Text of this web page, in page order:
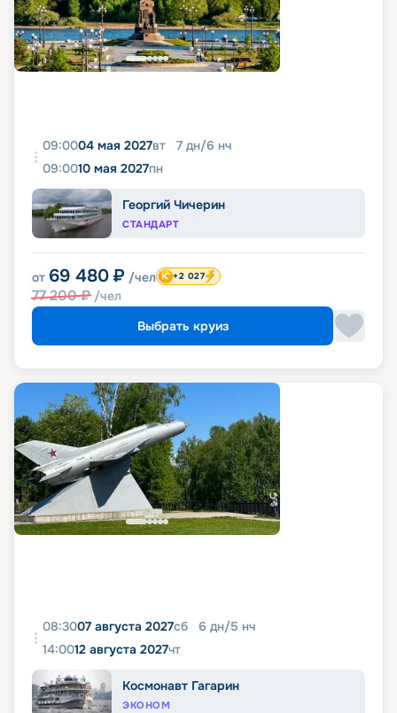
09:0004 мая 2027вт 7 дн/6 нч
09:0010 мая 2027пн
Георгий Чичерин
СТАНДАРТ
от 69 480 ₽ /чел
77 200₽ /чел
+2 027
Выбрать круиз
08:3007 августа 2027сб 6 дн/5 нч
14:0012 августа 2027чт
Космонавт Гагарин
ЭКОНОМ